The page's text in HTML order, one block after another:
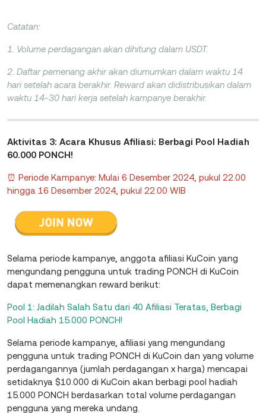
Catatan:
1. Volume perdagangan akan dihitung dalam USDT.
2. Daftar pemenang akhir akan diumumkan dalam waktu 14
hari setelah acara berakhir. Reward akan didistribusikan dalam
waktu 14-30 hari kerja setelah kampanye berakhir.
Aktivitas 3: Acara Khusus Afiliasi: Berbagi Pool Hadiah
60.000 PONCH!
⏰ Periode Kampanye: Mulai 6 Desember 2024, pukul 22.00
hingga 16 Desember 2024, pukul 22.00 WIB
Selama periode kampanye, anggota afiliasi KuCoin yang
mengundang pengguna untuk trading PONCH di KuCoin
dapat memenangkan reward berikut:
Pool 1: Jadilah Salah Satu dari 40 Afiliasi Teratas, Berbagi
Pool Hadiah 15.000 PONCH!
Selama periode kampanye, afiliasi yang mengundang
pengguna untuk trading PONCH di KuCoin dan yang volume
perdagangannya (jumlah perdagangan x harga) mencapai
setidaknya $10.000 di KuCoin akan berbagi pool hadiah
15.000 PONCH berdasarkan total volume perdagangan
pengguna yang mereka undang.